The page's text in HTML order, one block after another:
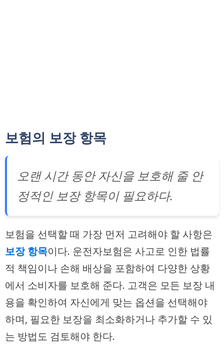
보험의 보장 항목
오랜 시간 동안 자신을 보호해 줄 안
정적인 보장 항목이 필요하다.
보험을 선택할 때 가장 먼저 고려해야 할 사항은
보장 항목이다. 운전자보험은 사고로 인한 법률
적 책임이나 손해 배상을 포함하여 다양한 상황
에서 소비자를 보호해 준다. 고객은 모든 보장 내
용을 확인하여 자신에게 맞는 옵션을 선택해야
하며, 필요한 보장을 최소화하거나 추가할 수 있
는 방법도 검토해야 한다.